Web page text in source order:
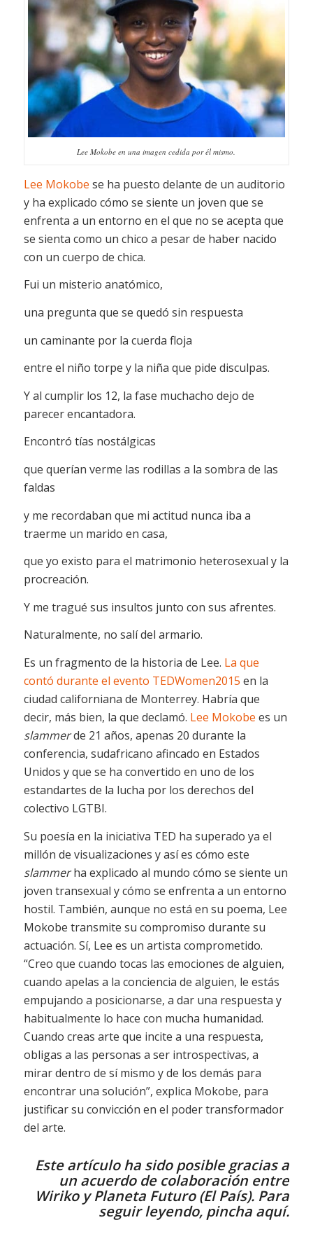
Lee Mokobe en una imagen cedida por él mismo.
Lee Mokobe se ha puesto delante de un auditorio
y ha explicado cómo se siente un joven que se
enfrenta a un entorno en el que no se acepta que
se sienta como un chico a pesar de haber nacido
con un cuerpo de chica.
Fui un misterio anatómico,
una pregunta que se quedó sin respuesta
un caminante por la cuerda floja
entre el niño torpe y la niña que pide disculpas.
Y al cumplir los 12, la fase muchacho dejo de
parecer encantadora.
Encontró tías nostálgicas
que querían verme las rodillas a la sombra de las
faldas
y me recordaban que mi actitud nunca iba a
traerme un marido en casa,
que yo existo para el matrimonio heterosexual y la
procreación.
Y me tragué sus insultos junto con sus afrentes.
Naturalmente, no salí del armario.
Es un fragmento de la historia de Lee. La que
contó durante el evento TEDWomen2015 en la
ciudad californiana de Monterrey. Habría que
decir, más bien, la que declamó. Lee Mokobe es un
slammerde 21 años, apenas 20 durante la
conferencia, sudafricano afincado en Estados
Unidos y que se ha convertido en uno de los
estandartes de la lucha por los derechos del
colectivo LGTBI.
Su poesía en la iniciativa TED ha superado ya el
millón de visualizaciones y así es cómo este
slammerha explicado al mundo cómo se siente un
joven transexual y cómo se enfrenta a un entorno
hostil. También, aunque no está en su poema, Lee
Mokobe transmite su compromiso durante su
actuación. Sí, Lee es un artista comprometido.
“Creo que cuando tocas las emociones de alguien,
cuando apelas a la conciencia de alguien, le estás
empujando a posicionarse, a dar una respuesta y
habitualmente lo hace con mucha humanidad.
Cuando creas arte que incite a una respuesta,
obligas a las personas a ser introspectivas, a
mirar dentro de sí mismo y de los demás para
encontrar una solución”, explica Mokobe, para
justificar su convicción en el poder transformador
del arte.
Este artículo ha sido posible gracias a
un acuerdo de colaboración entre
Wiriko yPlaneta Futuro(El País). Para
seguir leyendo, pincha aquí.